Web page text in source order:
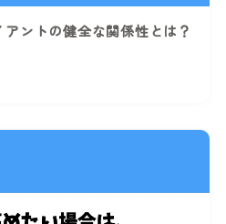
ントの健全な関係性とは？